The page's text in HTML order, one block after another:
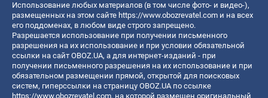
Использование любых материалов (в том числе фото- и видео-),
размещенных на этом сайте https://www.obozrevatel.com и на всех
его поддоменах, в любом виде строго запрещено.
Разрешается использование при получении письменного
разрешения на их использование и при условии обязательной
ссылки на сайт OBOZ.UA, а для интернет-изданий - при
получении письменного разрешения на их использование и при
обязательном размещении прямой, открытой для поисковых
систем, гиперссылки на страницу OBOZ.UA по ссылке
https://www.obozrevatel.com, на которой размещен оригинальный